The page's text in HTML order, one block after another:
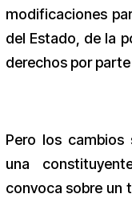
modificaciones
del Estado, de la
derechos por
Pero los cambios
una
convoca sobre un